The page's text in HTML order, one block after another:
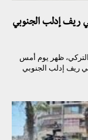
ريف إدلب الجنوبي
ظهر يوم أمس
في ريف إدلب الجنوبي